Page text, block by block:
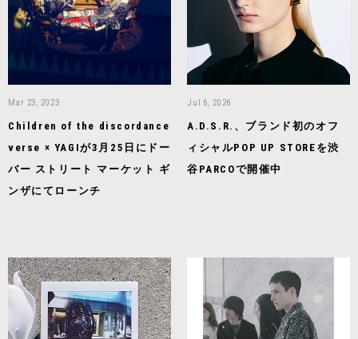
Mar 23, 2023
Children of the discordance
verse × YAGIが3月25日にドー
バー ストリート マーケット ギ
ンザにてローンチ
Jul 6, 2026
A.D.S.R.、ブランド初のオフ
ィシャルPOP UP STOREを渋
谷PARCOで開催中